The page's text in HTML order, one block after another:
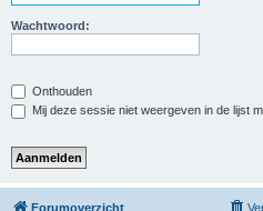
Wachtwoord:
Onthouden
Mij deze sessie niet weergeven in de lijst
Forumoverzicht